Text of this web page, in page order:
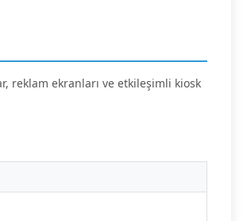
reklam ekranları ve etkileşimli kiosk